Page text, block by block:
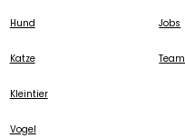
Hund
Katze
Kleintier
Vogel
Jobs
Team